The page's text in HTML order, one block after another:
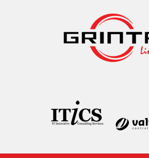
Grinta Lint